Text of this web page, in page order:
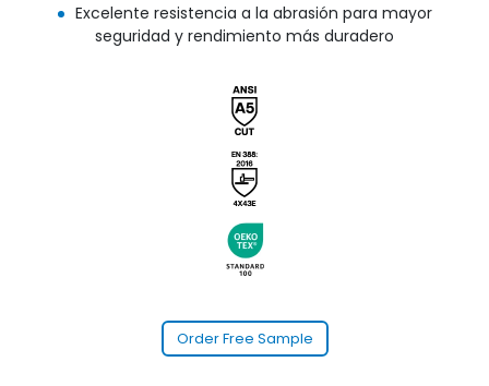
Excelente resistencia a la abrasión para mayor
seguridad y rendimiento más duradero
Order Free Sample